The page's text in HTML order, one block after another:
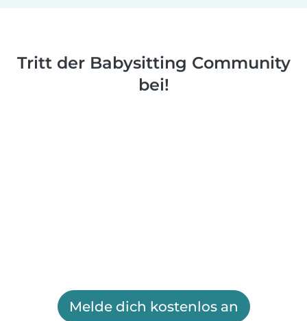
Tritt der Babysitting Community
bei!
Melde dich kostenlos an